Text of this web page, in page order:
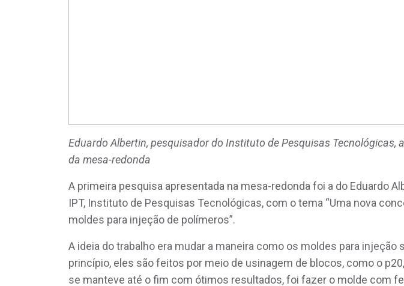
Eduardo Albertin, pesquisador do Instituto de Pesquisas Tecnológicas,
da mesa-redonda
A primeira pesquisa apresentada na mesa-redonda foi a do Eduardo
IPT, Instituto de Pesquisas Tecnológicas, com o tema “Uma nova
moldes para injeção de polímeros”.
A ideia do trabalho era mudar a maneira como os moldes para injeção
princípio, eles são feitos por meio de usinagem de blocos, como o
se manteve até o fim com ótimos resultados, foi fazer o molde com